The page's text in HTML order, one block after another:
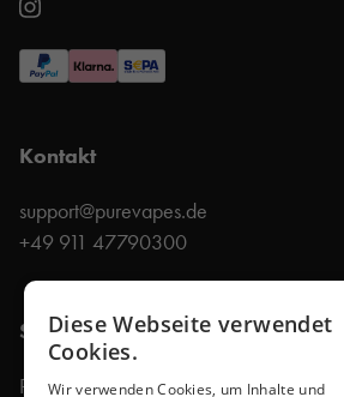
Kontakt
support@purevapes.de
+49 911 47790300
Shop
Produkte
Diese Webseite verwendet
Cookies.
Wir verwenden Cookies, um Inhalte und